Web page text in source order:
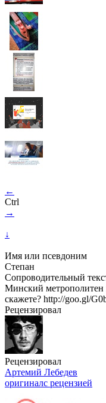
←
Ctrl
→
↓
Имя или псевдоним
Степан
Сопроводительный
Минский метрополитен
скажете? http://goo.gl/
Рецензировал
Рецензировал
Артемий Лебедев
оригиналс рецензией